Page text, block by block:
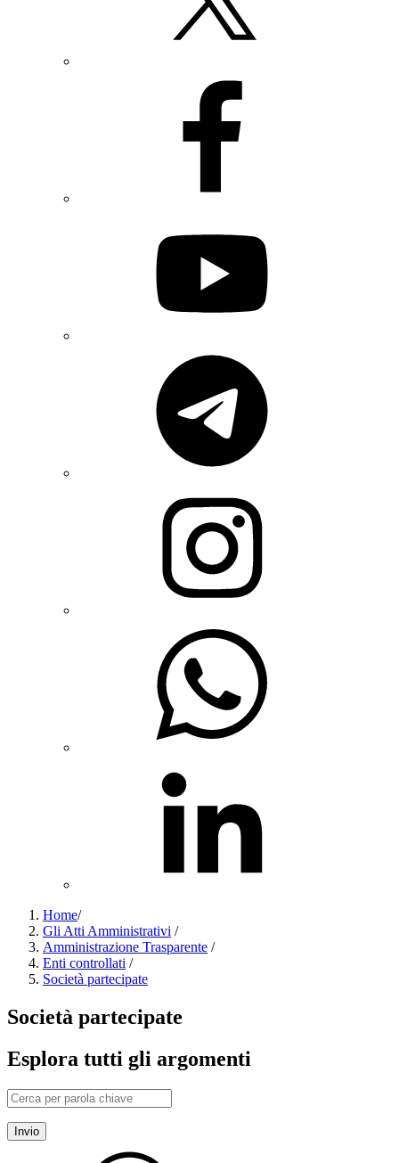
Home/
Gli Atti Amministrativi /
Amministrazione Trasparente /
Enti controllati /
Società partecipate
Società partecipate
Esplora tutti gli argomenti
Invio